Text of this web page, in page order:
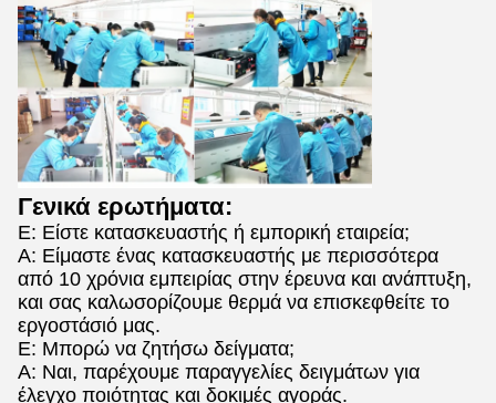
Γενικά ερωτήματα:
Ε: Είστε κατασκευαστής ή εμπορική εταιρεία;
Α: Είμαστε ένας κατασκευαστής με περισσότερα
από 10 χρόνια εμπειρίας στην έρευνα και ανάπτυξη,
και σας καλωσορίζουμε θερμά να επισκεφθείτε το
εργοστάσιό μας.
Ε: Μπορώ να ζητήσω δείγματα;
Α: Ναι, παρέχουμε παραγγελίες δειγμάτων για
έλεγχο ποιότητας και δοκιμές αγοράς.